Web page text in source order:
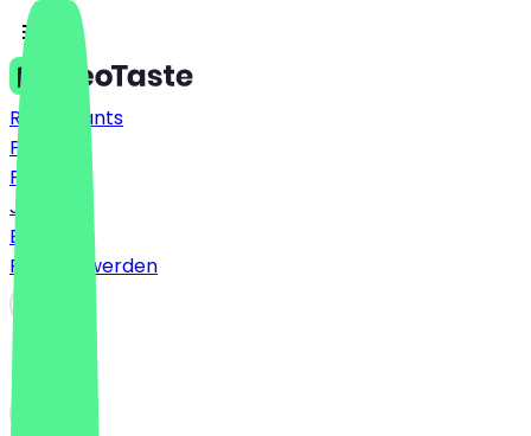
Restaurants
Preise
FAQ
Jobs
Blog
Partner werden